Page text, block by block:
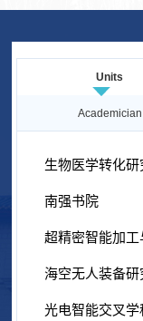
Units
Academician
生物医学转化研
南强书院
超精密智能加
海空无人装备研
光电智能交叉学